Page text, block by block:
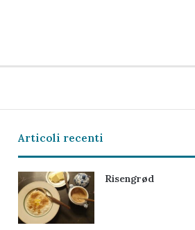
Articoli recenti
Risengrød